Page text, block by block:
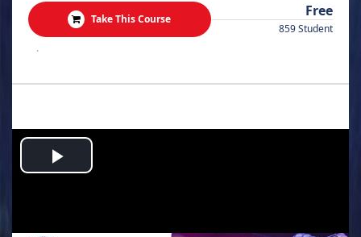
Take This Course Free
859 Student
.
Play